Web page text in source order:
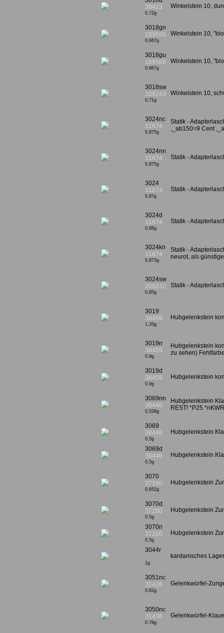
38423
0,72g
Winkelstein 10,
3018gn
189566
0,667g
Winkelstein 10,
3018gu
189566
0,667g
Winkelstein 10,
3018sw
208243
0,71g
Winkelstein 10,
3024nc
31674
0,875g
Statik -
,_ab150=9 Cent
3024nn
31674
0,875g
Statik -
3024
31674
0,87g
Statik -
3024d
31674
0,88g
Statik -
3024kn
31674
0,873g
Statik -
neurot, als
3024sw
208232
0,85g
Statik -
3019
38459
1,35g
Hubgelenkstein
3019n
38459
0,9g
Hubgelenkstein
zu sehen)
3019d
38459
0,9g
Hubgelenkstein
3069nn
38446
0,539g
Hubgelenkstein
REST! *P25
3069
38446
0,5g
Hubgelenkstein
3069d
38446
0,5g
Hubgelenkstein
3070
37280
0,652g
Hubgelenkstein
3070d
37280
0,5g
Hubgelenkstein
3070n
37280
0,5g
Hubgelenkstein
3044r
1g
kardanisches
3051nc
31426
0,82g
Gelenkwürfel-
3050nc
31436
0,76g
Gelenkwürfel-